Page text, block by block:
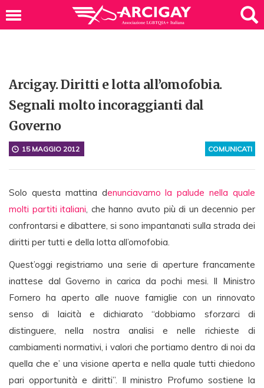
Arcigay. Diritti e lotta all’omofobia.
Segnali molto incoraggianti dal
Governo
COMUNICATI
15 MAGGIO 2012
Solo questa mattina denunciavamo la palude nella quale
molti partiti italiani, che hanno avuto più di un decennio per
confrontarsi e dibattere, si sono impantanati sulla strada dei
diritti per tutti e della lotta all’omofobia.
Quest’oggi registriamo una serie di aperture francamente
inattese dal Governo in carica da pochi mesi. Il Ministro
Fornero ha aperto alle nuove famiglie con un rinnovato
senso di laicità e dichiarato “dobbiamo sforzarci di
distinguere, nella nostra analisi e nelle richieste di
cambiamenti normativi, i valori che portiamo dentro di noi da
quella che e’ una visione aperta e nella quale tutti chiedono
pari opportunità e diritti”. Il ministro Profumo sostiene la